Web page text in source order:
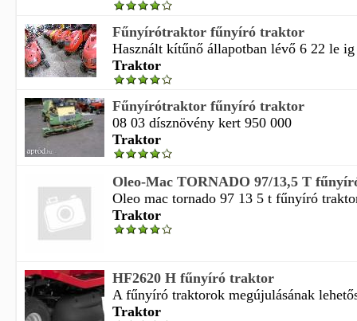
Fűnyírótraktor fűnyíró traktor
Használt kítűnő állapotban lévő 6 22 le
Traktor
Fűnyírótraktor fűnyíró traktor
08 03 dísznövény kert 950 000
Traktor
Oleo-Mac TORNADO 97/13,5 T
Oleo mac tornado 97 13 5 t fűnyíró
Traktor
HF2620 H fűnyíró traktor
A fűnyíró traktorok megújulásának
Traktor